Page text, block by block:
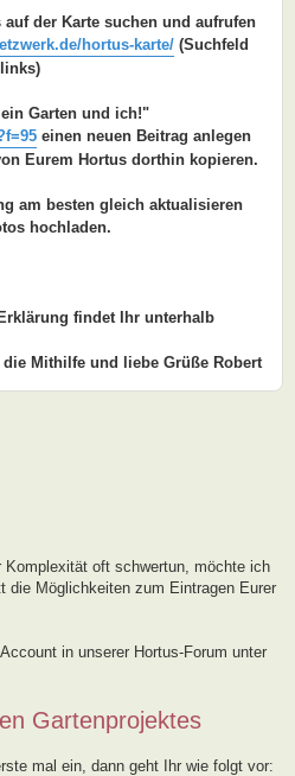
auf der Karte suchen und aufrufen
hortus-karte/ (Suchfeld
Garten und ich!"
einen neuen Beitrag anlegen
Eurem Hortus dorthin kopieren.
am besten gleich aktualisieren
hochladen.
findet Ihr unterhalb
Mithilfe und liebe Grüße Robert
Komplexität oft schwertun, möchte ich
die Möglichkeiten zum Eintragen Eurer
in unserer Hortus-Forum unter
Gartenprojektes
mal ein, dann geht Ihr wie folgt vor: